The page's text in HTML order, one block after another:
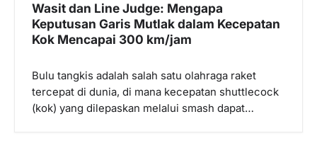
Wasit dan Line Judge: Mengapa
Keputusan Garis Mutlak dalam Kecepatan
Kok Mencapai 300 km/jam
Bulu tangkis adalah salah satu olahraga raket
tercepat di dunia, di mana kecepatan shuttlecock
(kok) yang dilepaskan melalui smash dapat…